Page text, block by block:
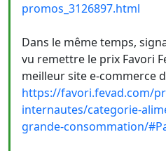
promos_3126897.html
Dans le même temps,
vu remettre le prix Favori
meilleur site e-commerce
https://favori.fevad.com/
internautes/categorie-
grande-consommation/